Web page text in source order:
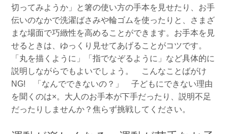
切ってみようか」と箸の使い方の手本を見せたり、お手
伝いのなかで洗濯ばさみや輪ゴムを使ったりと、さまざ
まな場面で巧緻性を高めることができます。お手本を見
せるときは、ゆっくり見せてあげることがコツです。
「丸を描くように」「指でなぞるように」など具体的に
説明しながらでもよいでしょう。 こんなことばがけ
NG! 「なんでできないの？」 子どもにできない理由
を聞くのは×。大人のお手本が下手だったり、説明不足
だったりしませんか？焦らず挑戦してください。